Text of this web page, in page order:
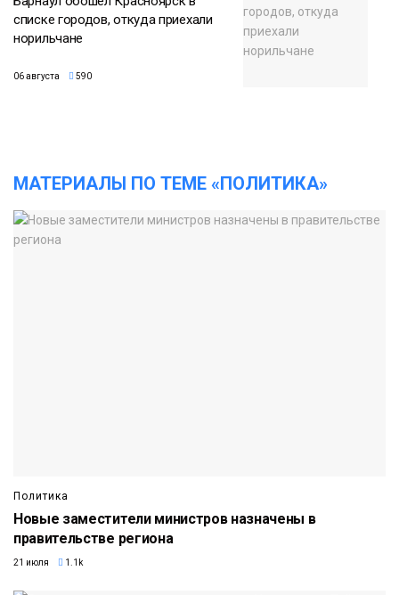
списке городов, откуда приехали
норильчане
06 августа 590
МАТЕРИАЛЫ ПО ТЕМЕ «ПОЛИТИКА»
Политика
Новые заместители министров назначены в
правительстве региона
21 июля 1.1k